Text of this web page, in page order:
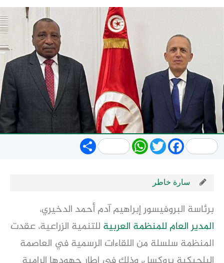
Share WhatsApp
TwitterFacebook
سارة خاطر
برئاسة البروفيسور إبراهيم آدم أحمد الدخيري،
المدير العام للمنظمة العربية للتنمية الزراعية، عقدت
المنظمة سلسلة من اللقاءات الرسمية في العاصمة